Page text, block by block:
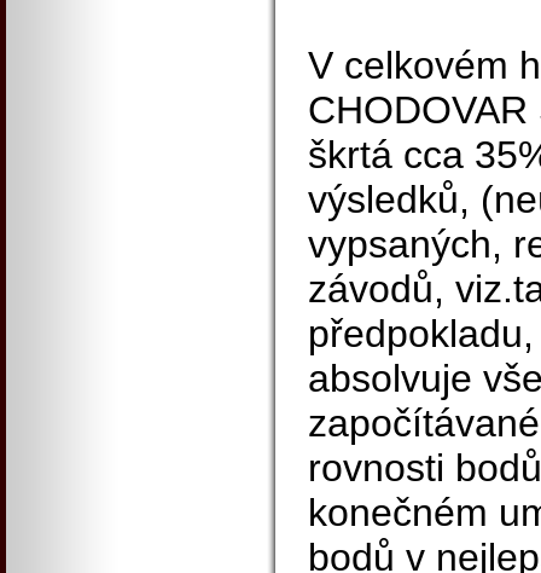
V celkovém
škrtá cca
výsledků,
vypsaných,
závodů,
absolvuje
rovnosti
konečném
bodů v